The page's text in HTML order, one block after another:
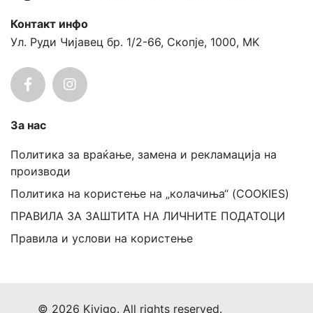
Контакт инфо
Ул. Руди Чијавец бр. 1/2-66, Скопје, 1000, MK
За нас
Политика за враќање, замена и рекламација на
производи
Политика на користење на „колачиња“ (COOKIES)
ПРАВИЛА ЗА ЗАШТИТА НА ЛИЧНИТЕ ПОДАТОЦИ
Правила и услови на користење
© 2026 Kivigo. All rights reserved.